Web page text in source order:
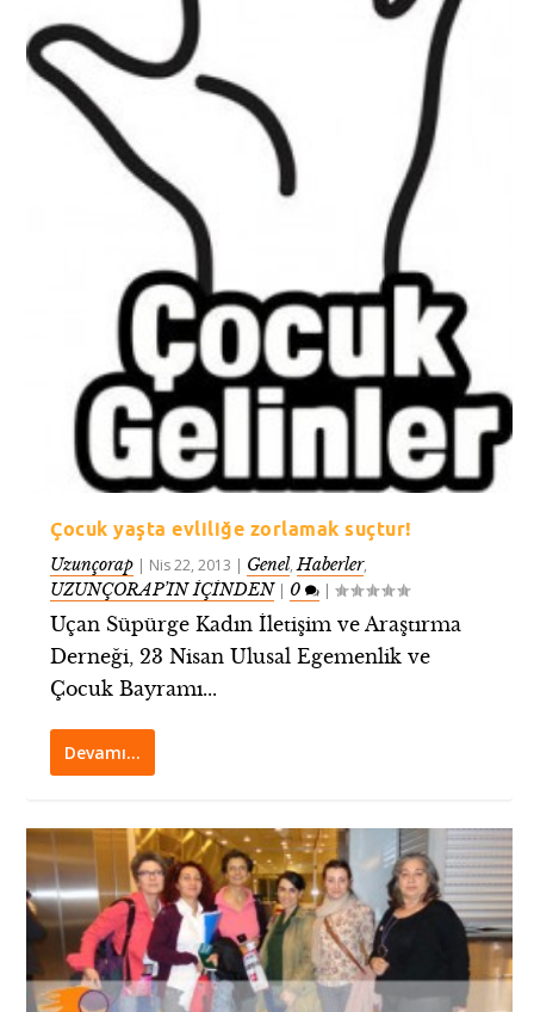
Çocuk yaşta evliliğe zorlamak suçtur!
Uzunçorap | Nis 22, 2013 | Genel,Haberler,
UZUNÇORAP’IN İÇİNDEN| 0 |
Uçan Süpürge Kadın İletişim ve Araştırma
Derneği, 23 Nisan Ulusal Egemenlik ve
Çocuk Bayramı...
Devamı…